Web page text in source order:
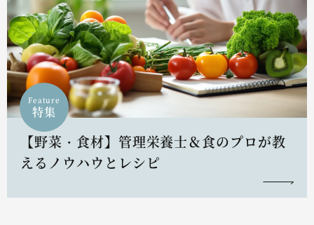
Feature
特集
【野菜・食材】管理栄養士＆食のプロが教
えるノウハウとレシピ